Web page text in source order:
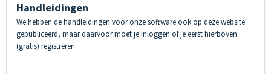
Handleidingen
We hebben de handleidingen voor onze software ook op deze website
gepubliceerd, maar daarvoor moet je inloggen of je eerst hierboven
(gratis) registreren.